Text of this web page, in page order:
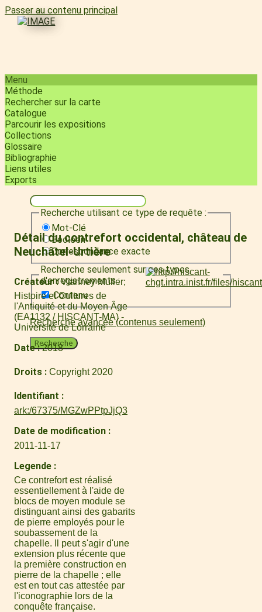
Passer au contenu principal
Menu
Méthode
Rechercher sur la carte
Catalogue
Parcourir les expositions
Collections
Glossaire
Bibliographie
Liens utiles
Exports
Recherche utilisant ce type de requête :
Mot-Clé
Booléen
Correspondance exacte
Recherche seulement sur ces types
d'enregistrements :
Contenu
Recherche avancée (contenus seulement)
Recherche
Détail du contrefort occidental, château de
Neuchâtel-Urtière
Créateur
Vianney Muller
Histoire et Cultures de
l'Antiquité et du Moyen Âge
(EA1132 / HISCANT-MA) -
Université de Lorraine
Date 2018
Droits Copyright 2020
Identifiant
ark:/67375/MGZwPPtpJjQ3
Date de modification
2011-11-17
Legende
Ce contrefort est réalisé
essentiellement à l'aide de
blocs de moyen module se
distinguant ainsi des gabarits
de pierre employés pour le
soubassement de la
chapelle. Il peut s'agir d'une
extension plus récente que
la première construction en
pierre de la chapelle ; elle
est en tout cas attestée par
l'iconographie lors de la
conquête française.